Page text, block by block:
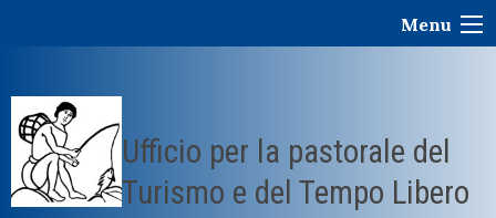
Menu
Ufficio per la pastorale del
Turismo e del Tempo Libero